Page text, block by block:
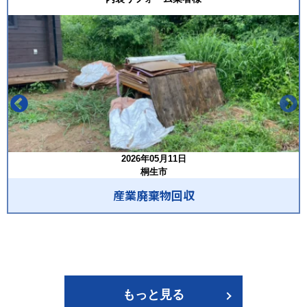
2026年05月11日
桐生市
産業廃棄物回収
もっと見る